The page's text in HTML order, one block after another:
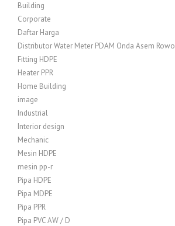
Building
Corporate
Daftar Harga
Distributor Water Meter PDAM Onda Asem Rowo
Fitting HDPE
Heater PPR
Home Building
image
Industrial
Interior design
Mechanic
Mesin HDPE
mesin pp-r
Pipa HDPE
Pipa MDPE
Pipa PPR
Pipa PVC AW / D